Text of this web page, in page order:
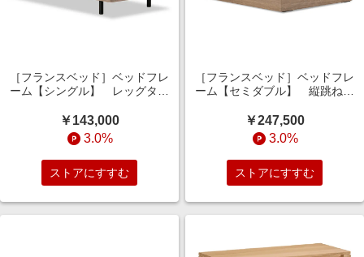
［フランスベッド］ベッドフレ
ーム【シングル】 レッグタイ
￥143,000
3.0%
ストアにすすむ
［フランスベッド］ベッドフレ
ーム【セミダブル】 縦跳ね上
￥247,500
3.0%
ストアにすすむ